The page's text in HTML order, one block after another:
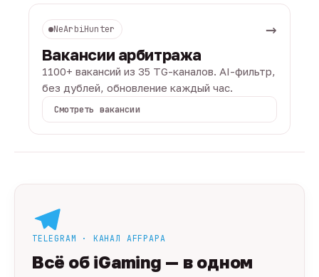
NeArbiHunter →
Вакансии арбитража
1100+ вакансий из 35 TG-каналов. AI-фильтр,
без дублей, обновление каждый час.
Смотреть вакансии
TELEGRAM · КАНАЛ AFFPAPA
Всё об iGaming — в одном